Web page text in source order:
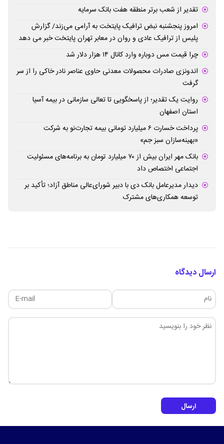
تقدیر از شعب برتر منطقه هفت بانک سرمایه
امروز پنجشنبه نبض ترافیک پایتخت به آرامی می‌زند/ گزارش
پلیس از ترافیک عادی و روان در معابر تهران پایتخت خبر می دهد
چرا قیمت مس دوباره وارد کانال ۱۴ هزار دلار شد
اندونزی صادرات محصولات معدنی حاوی عناصر نادر خاکی را از سر
گرفت
روایت یک تقدیر؛ از پاسخگویی تا تعالی سازمانی در بیمه آسیا
استان اصفهان
پرداخت خسارت ۶ میلیارد تومانی بیمه تجارت‌نو به شرکت
«بهینه‌سازان سبز جم»
بانک مهر ایران بیش از ۷۰ میلیارد تومان به برنامه‌های مسئولیت
اجتماعی اختصاص داد
دیدار مدیرعامل بانک دی با دبیر شورای‌عالی مناطق آزاد؛ تأکید بر
توسعه همکاری‌های مشترک
ارسال دیدگاه
ارسال